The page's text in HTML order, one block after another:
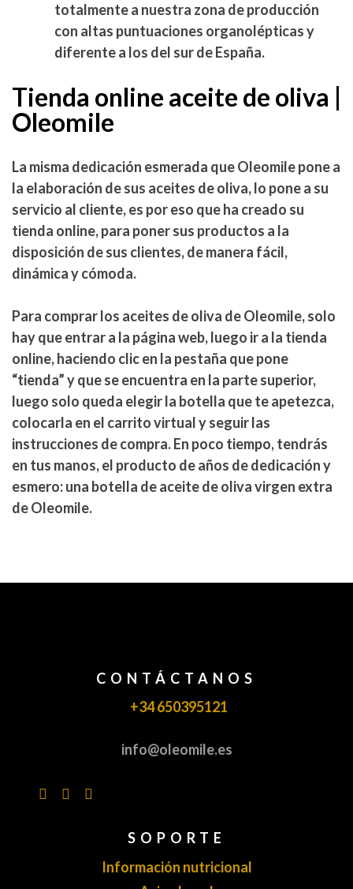
totalmente a nuestra zona de producción
con altas puntuaciones organolépticas y
diferente a los del sur de España.
Tienda online aceite de oliva |
Oleomile
La misma dedicación esmerada que Oleomile pone a
la elaboración de sus aceites de oliva, lo pone a su
servicio al cliente, es por eso que ha creado su
tienda online, para poner sus productos a la
disposición de sus clientes, de manera fácil,
dinámica y cómoda.
Para comprar los aceites de oliva de Oleomile, solo
hay que entrar a la página web, luego ir a la tienda
online, haciendo clic en la pestaña que pone
“tienda” y que se encuentra en la parte superior,
luego solo queda elegir la botella que te apetezca,
colocarla en el carrito virtual y seguir las
instrucciones de compra. En poco tiempo, tendrás
en tus manos, el producto de años de dedicación y
esmero: una botella de aceite de oliva virgen extra
de Oleomile.
CONTÁCTANOS
+34 650395121
info@oleomile.es
SOPORTE
Información nutricional